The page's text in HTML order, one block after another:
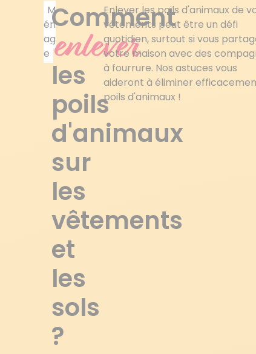
M
én
ag
e
Comment
enlever
les
poils
d'animaux
sur
les
vêtements
et
les
sols
?
Enlever les poils d'animaux de
vêtements peut être un défi
quotidien, surtout si vous
votre maison avec des
à fourrure. Nos astuces vous
aideront à éliminer
poils d'animaux !